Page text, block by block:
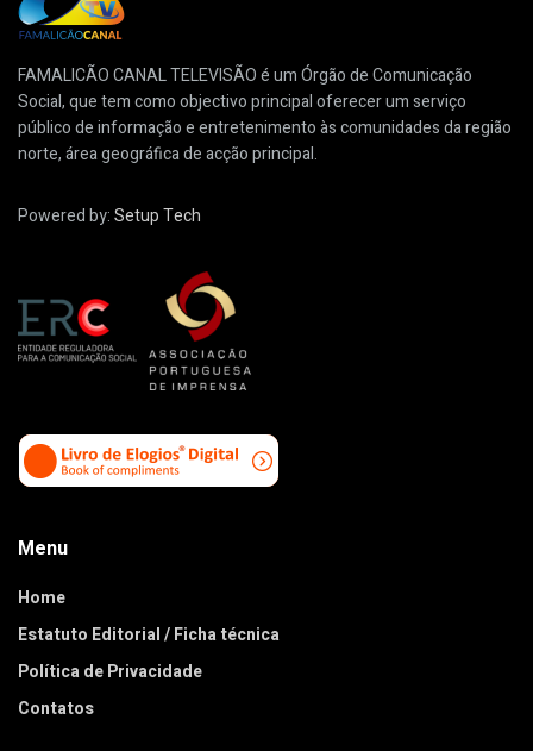
FAMALICÃO CANAL TELEVISÃO é um Órgão de Comunicação
Social, que tem como objectivo principal oferecer um serviço
público de informação e entretenimento às comunidades da região
norte, área geográfica de acção principal.
Powered by:Setup Tech
Menu
Home
Estatuto Editorial / Ficha técnica
Política de Privacidade
Contatos